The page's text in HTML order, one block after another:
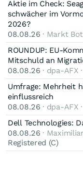
Aktie im Check:
schwächer im
2026?
08.08.26 · Markt
ROUNDUP: EU-
Mitschuld an
08.08.26 · dpa-AFX ·
Umfrage: Mehrheit
einflussreich
08.08.26 · dpa-AFX ·
Dell Technologies:
08.08.26 ·
Registered (C)